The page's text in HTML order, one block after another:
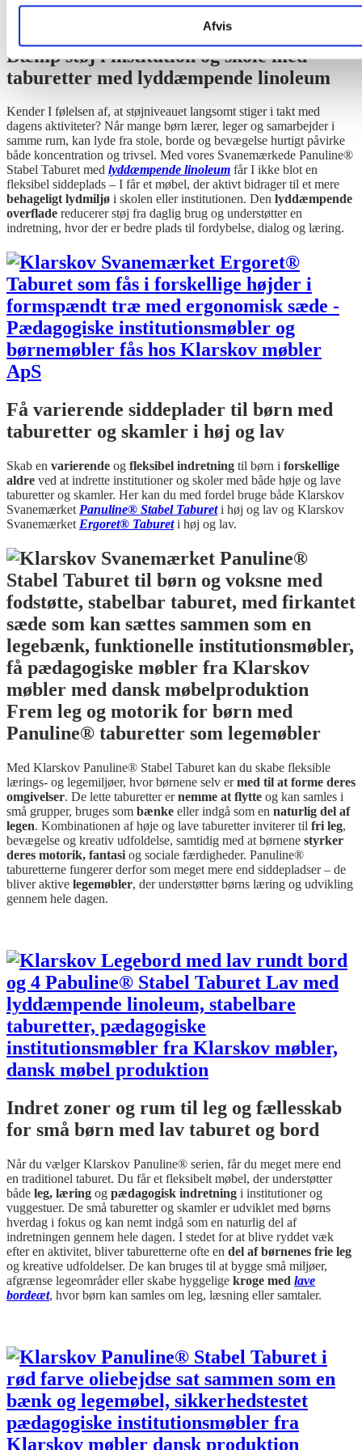
Afvis
Dæmp støj i institution og skole med
taburetter med lyddæmpende linoleum
Kender I følelsen af, at støjniveauet langsomt stiger i takt med
dagens aktiviteter? Når mange børn lærer, leger og samarbejder i
samme rum, kan lyde fra stole, borde og bevægelse hurtigt påvirke
både koncentration og trivsel. Med vores Svanemærkede Panuline®
Stabel Taburet med lyddæmpende linoleum får I ikke blot en
fleksibel siddeplads – I får et møbel, der aktivt bidrager til et mere
behageligt lydmiljø i skolen eller institutionen. Den lyddæmpende
overflade reducerer støj fra daglig brug og understøtter en
indretning, hvor der er bedre plads til fordybelse, dialog og læring.
Få varierende siddeplader til børn med
taburetter og skamler i høj og lav
Skab en varierende og fleksibel indretning til børn i forskellige
aldre ved at indrette institutioner og skoler med både høje og lave
taburetter og skamler. Her kan du med fordel bruge både Klarskov
Svanemærket Panuline® Stabel Tabureti høj og lav og Klarskov
Svanemærket Ergoret® Tabureti høj og lav.
Frem leg og motorik for børn med
Panuline® taburetter som legemøbler
Med Klarskov Panuline® Stabel Taburet kan du skabe fleksible
lærings- og legemiljøer, hvor børnene selv ermed til at forme deres
omgivelser. De lette taburetter ernemme at flytte og kan samles i
små grupper, bruges som bænke eller indgå som en naturlig del af
legen. Kombinationen af høje og lave taburetter inviterer til fri leg,
bevægelse og kreativ udfoldelse, samtidig med at børnene styrker
deres motorik, fantasi og sociale færdigheder. Panuline®
taburetterne fungerer derfor som meget mere end siddepladser – de
bliver aktive legemøbler, der understøtter børns læring og udvikling
gennem hele dagen.
Indret zoner og rum til leg og fællesskab
for små børn med lav taburet og bord
Når du vælger Klarskov Panuline® serien, får du meget mere end
en traditionel taburet. Du får et fleksibelt møbel, der understøtter
både leg, læring og pædagogisk indretning i institutioner og
vuggestuer. De små taburetter og skamler er udviklet med børns
hverdag i fokus og kan nemt indgå som en naturlig del af
indretningen gennem hele dagen. I stedet for at blive ryddet væk
efter en aktivitet, bliver taburetterne ofte en del af børnenes frie leg
og kreative udfoldelser. De kan bruges til at bygge små miljøer,
afgrænse legeområder eller skabe hyggelige kroge med lave
bordeæt, hvor børn kan samles om leg, læsning eller samtaler.